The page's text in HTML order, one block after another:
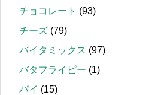
チョコレート (93)
チーズ (79)
バイタミックス (97)
バタフライピー (1)
パイ (15)